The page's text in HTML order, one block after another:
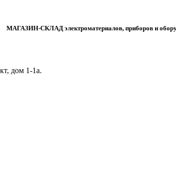
МАГАЗИН-СКЛАД электроматериалов, приборов и
дом 1‑1а.